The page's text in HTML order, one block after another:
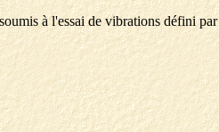
à l'essai de vibrations défini